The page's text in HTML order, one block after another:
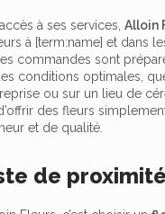
à ses services, Alloin
à [term:name] et dans
commandes sont
conditions optimales,
ou sur un lieu de
des fleurs
et de qualité.
de